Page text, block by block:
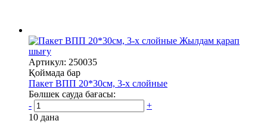
Жылдам қарап
шығу
Артикул: 250035
Қоймада бар
Пакет ВПП 20*30см, 3-х слойные
Бөлшек сауда бағасы:
-
+
10 дана